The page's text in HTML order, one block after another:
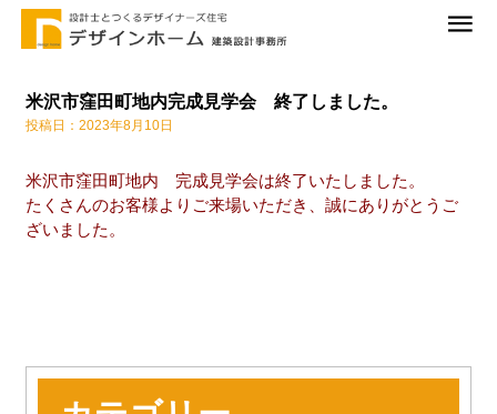
米沢市窪田町地内完成見学会 終了しました。
投稿日：2023年8月10日
米沢市窪田町地内 完成見学会は終了いたしました。
たくさんのお客様よりご来場いただき、誠にありがとうご
ざいました。